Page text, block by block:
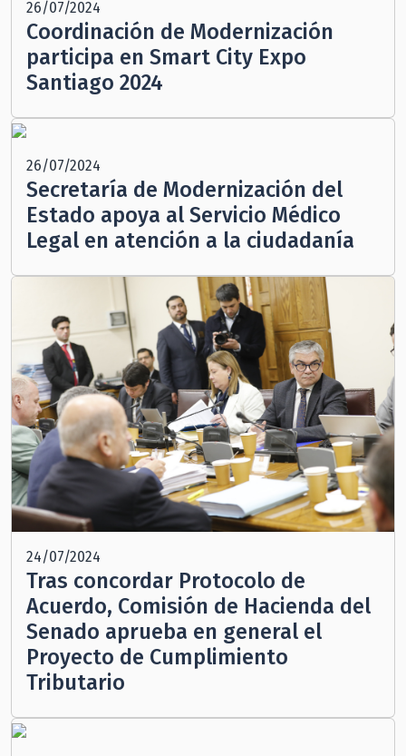
26/07/2024
Coordinación de Modernización
participa en Smart City Expo
Santiago 2024
26/07/2024
Secretaría de Modernización del
Estado apoya al Servicio Médico
Legal en atención a la ciudadanía
24/07/2024
Tras concordar Protocolo de
Acuerdo, Comisión de Hacienda del
Senado aprueba en general el
Proyecto de Cumplimiento
Tributario